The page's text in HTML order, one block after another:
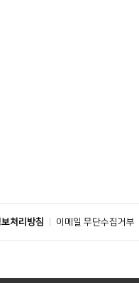
처리방침 이메일 무단수집거부